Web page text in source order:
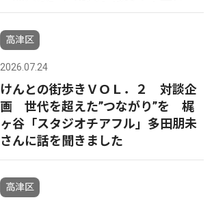
高津区
2026.07.24
けんとの街歩きＶＯＬ．２ 対談企
画 世代を超えた”つながり”を 梶
ヶ谷「スタジオチアフル」多田朋未
さんに話を聞きました
高津区